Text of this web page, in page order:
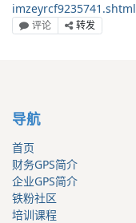
imzeyrcf9235741.shtml
评论 转发
导航
首页
财务GPS简介
企业GPS简介
铁粉社区
培训课程